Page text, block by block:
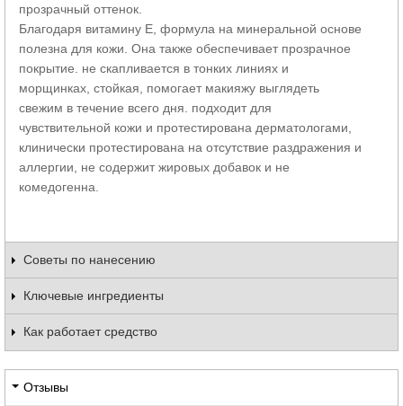
прозрачный оттенок.
Благодаря витамину E, формула на минеральной основе
полезна для кожи. Она также обеспечивает прозрачное
покрытие. не скапливается в тонких линиях и
морщинках, стойкая, помогает макияжу выглядеть
свежим в течение всего дня. подходит для
чувствительной кожи и протестирована дерматологами,
клинически протестирована на отсутствие раздражения и
аллергии, не содержит жировых добавок и не
комедогенна.
Советы по нанесению
Ключевые ингредиенты
Как работает средство
Отзывы